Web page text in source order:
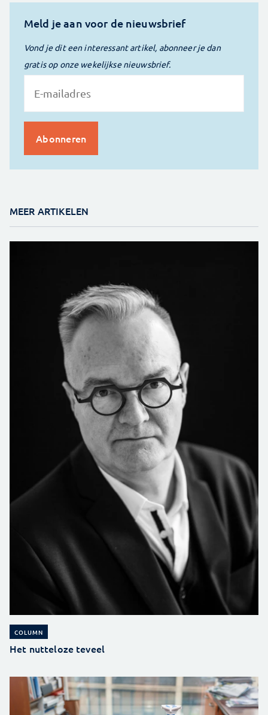
Meld je aan voor de nieuwsbrief
Vond je dit een interessant artikel, abonneer je dan
gratis op onze wekelijkse nieuwsbrief.
MEER ARTIKELEN
COLUMN
Het nutteloze teveel